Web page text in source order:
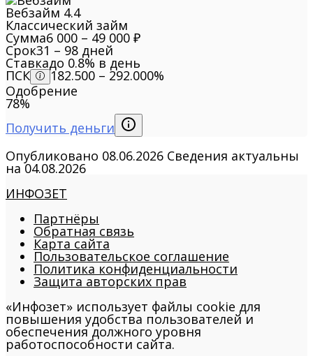
Вебзайм 4.4
Классический займ
Сумма6 000 – 49 000 ₽
Срок31 – 98 дней
Ставкадо 0.8% в день
ПСК
182.500 – 292.000%
Одобрение
78%
Получить деньги
Опубликовано 08.06.2026 Сведения актуальны
на04.08.2026
ИНФОЗЕТ
Партнёры
Обратная связь
Карта сайта
Пользовательское соглашение
Политика конфиденциальности
Защита авторских прав
«Инфозет» использует файлы cookie для
повышения удобства пользователей и
обеспечения должного уровня
работоспособности сайта.